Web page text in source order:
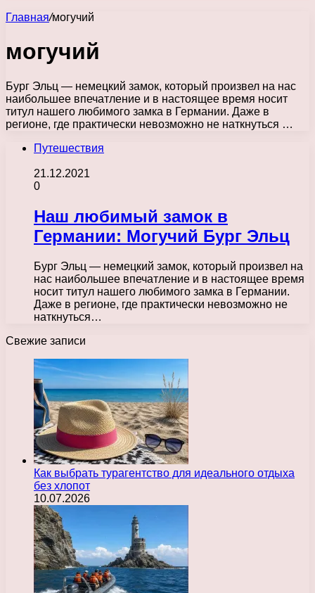
Главная/могучий
могучий
Бург Эльц — немецкий замок, который произвел на нас
наибольшее впечатление и в настоящее время носит
титул нашего любимого замка в Германии. Даже в
регионе, где практически невозможно не наткнуться …
Путешествия
21.12.2021
0
Наш любимый замок в
Германии: Могучий Бург Эльц
Бург Эльц — немецкий замок, который произвел на
нас наибольшее впечатление и в настоящее время
носит титул нашего любимого замка в Германии.
Даже в регионе, где практически невозможно не
наткнуться…
Свежие записи
Как выбрать турагентство для идеального отдыха
без хлопот
10.07.2026